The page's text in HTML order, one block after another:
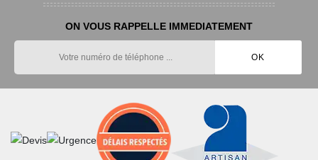
ON VOUS RAPPELLE IMMEDIATEMENT